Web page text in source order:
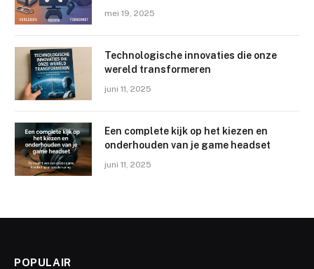
mei 19, 2025
Technologische innovaties die onze
wereld transformeren
juni 11, 2025
Een complete kijk op het kiezen en
onderhouden van je game headset
juni 11, 2025
POPULAIR